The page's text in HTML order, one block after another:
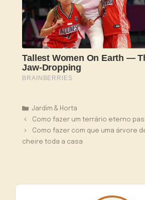
Categorias
Jardim & Horta
Como fazer um terrário eterno
Como fazer com que uma árvore
cheire toda a casa